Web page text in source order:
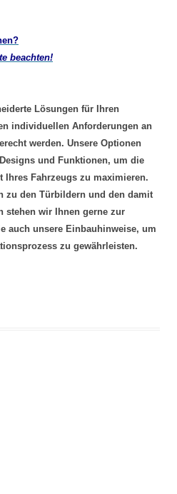
beachten!
Lösungen für Ihren
individuellen Anforderungen an
werden. Unsere Optionen
und Funktionen, um die
Ihres Fahrzeugs zu maximieren.
zu den Türbildern und den damit
stehen wir Ihnen gerne zur
auch unsere Einbauhinweise, um
zu gewährleisten.